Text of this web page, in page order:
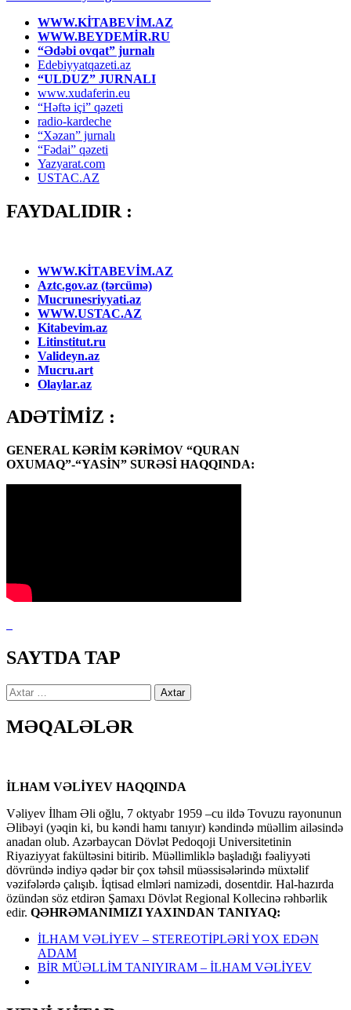
WWW.KİTABEVİM.AZ
WWW.BEYDEMİR.RU
“Ədəbi ovqat” jurnalı
Edebiyyatqazeti.az
“ULDUZ” JURNALI
www.xudaferin.eu
“Həftə içi” qəzeti
radio-kardeche
“Xəzan” jurnalı
“Fədai” qəzeti
Yazyarat.com
USTAC.AZ
FAYDALIDIR :
WWW.KİTABEVİM.AZ
Aztc.gov.az (tərcümə)
Mucrunesriyyati.az
WWW.USTAC.AZ
Kitabevim.az
Litinstitut.ru
Valideyn.az
Mucru.art
Olaylar.az
ADƏTİMİZ :
GENERAL KƏRİM KƏRİMOV “QURAN
OXUMAQ”-“YASİN” SURƏSİ HAQQINDA:
SAYTDA TAP
Axtarış:
MƏQALƏLƏR
İLHAM VƏLİYEV HAQQINDA
Vəliyev İlham Əli oğlu, 7 oktyabr 1959 –cu ildə Tovuzu rayonunun
Əlibəyi (yəqin ki, bu kəndi hamı tanıyır) kəndində müəllim ailəsində
anadan olub. Azərbaycan Dövlət Pedoqoji Universitetinin
Riyaziyyat fakültəsini bitirib. Müəllimliklə başladığı fəaliyyəti
dövründə indiyə qədər bir çox təhsil müəssisələrində müxtəlif
vəzifələrdə çalışıb. İqtisad elmləri namizədi, dosentdir. Hal-hazırda
özündən söz etdirən Şamaxı Dövlət Regional Kollecinə rəhbərlik
edir. QƏHRƏMANIMIZI YAXINDAN TANIYAQ:
İLHAM VƏLİYEV – STEREOTİPLƏRİ YOX EDƏN
ADAM
BİR MÜƏLLİM TANIYIRAM – İLHAM VƏLİYEV